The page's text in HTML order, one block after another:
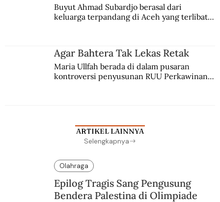
Buyut Ahmad Subardjo berasal dari
keluarga terpandang di Aceh yang terlibat
Agar Bahtera Tak Lekas Retak
Maria Ullfah berada di dalam pusaran
kontroversi penyusunan RUU Perkawinan.
ARTIKEL LAINNYA
Selengkapnya
Olahraga
Epilog Tragis Sang Pengusung
Bendera Palestina di Olimpiade